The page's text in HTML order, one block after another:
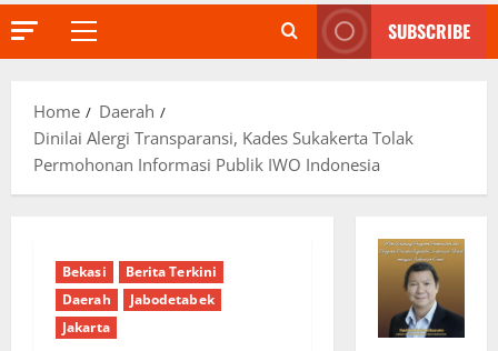
Primary
SUBSCRIBE
Home
Daerah
Dinilai Alergi Transparansi, Kades Sukakerta Tolak
Permohonan Informasi Publik IWO Indonesia
Bekasi
Berita Terkini
Daerah
Jabodetabek
Jakarta